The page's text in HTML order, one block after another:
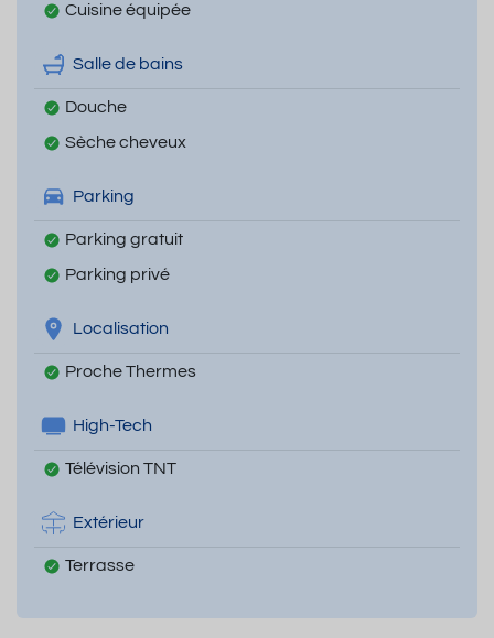
Cuisine équipée
Salle de bains
Douche
Sèche cheveux
Parking
Parking gratuit
Parking privé
Localisation
Proche Thermes
High-Tech
Télévision TNT
Extérieur
Terrasse